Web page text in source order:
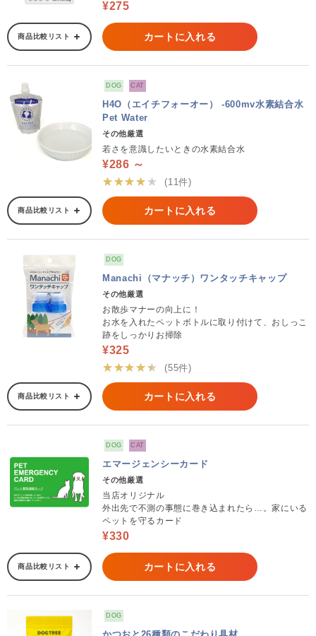
¥275
商品比較リスト カートに入れる
DOG CAT
H4O（エイチフォーオー） -600mv水素結合水
Pet Water
その他厳選
若さを意識したいときの水素結合水
¥286 ～
★★★★★
(11件)
商品比較リスト カートに入れる
DOG
Manachi（マナッチ）ワンタッチキャップ
その他厳選
お散歩マナーの向上に！
お水を入れたペットボトルに取り付けて、おしっこ
跡をしっかりお掃除
¥325
★★★★★
(55件)
商品比較リスト カートに入れる
DOG CAT
エマージェンシーカード
その他厳選
当店オリジナル
外出先で不測の事態に巻き込まれたら…。家にいる
ペットを守るカード
¥330
商品比較リスト カートに入れる
DOG